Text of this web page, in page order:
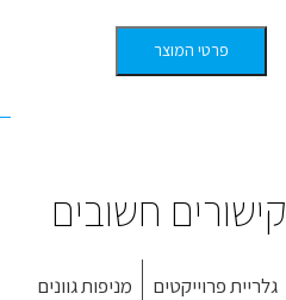
פרטי המוצר
קישורים חשובים
גלריית פרוייקטים מניפות גוונים